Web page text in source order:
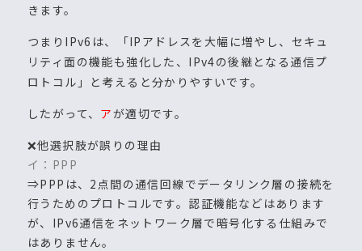
きます。
つまりIPv6は、「IPアドレスを大幅に増やし、セキュ
リティ面の機能も強化した、IPv4の後継となる通信プ
ロトコル」と考えると分かりやすいです。
したがって、 アが適切です。
❌他選択肢が誤りの理由
イ：PPP
⇒PPPは、2点間の通信回線でデータリンク層の接続を
行うためのプロトコルです。認証機能などはあります
が、IPv6通信をネットワーク層で暗号化する仕組みで
はありません。